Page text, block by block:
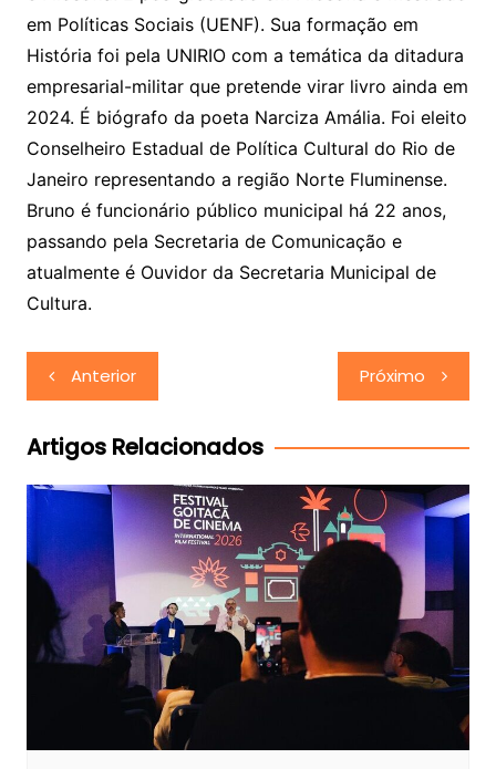
em Políticas Sociais (UENF). Sua formação em
História foi pela UNIRIO com a temática da ditadura
empresarial-militar que pretende virar livro ainda em
2024. É biógrafo da poeta Narciza Amália. Foi eleito
Conselheiro Estadual de Política Cultural do Rio de
Janeiro representando a região Norte Fluminense.
Bruno é funcionário público municipal há 22 anos,
passando pela Secretaria de Comunicação e
atualmente é Ouvidor da Secretaria Municipal de
Cultura.
Navegação
de
Post
Anterior Próximo
Artigos Relacionados